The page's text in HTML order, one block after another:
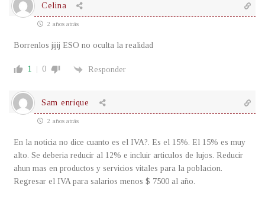
Celina
2 años atrás
Borrenlos jijij ESO no oculta la realidad
1 0 Responder
Sam enrique
2 años atrás
En la noticia no dice cuanto es el IVA?. Es el 15%. El 15% es muy
alto. Se deberia reducir al 12% e incluir articulos de lujos. Reducir
ahun mas en productos y servicios vitales para la poblacion.
Regresar el IVA para salarios menos $ 7500 al año.